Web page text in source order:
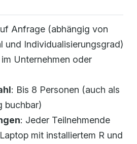
Anfrage (abhängig von
und Individualisierungsgrad)
Unternehmen oder
: Bis 8 Personen (auch als
buchbar)
: Jeder Teilnehmende
mit installiertem R und